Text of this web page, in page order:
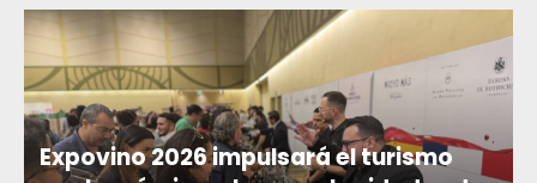
Expovino 2026 impulsará el turismo